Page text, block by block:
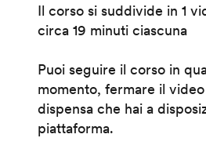
Il corso si suddivide in 1
circa 19 minuti ciascuna
Puoi seguire il corso in
momento, fermare il
dispensa che hai a
piattaforma.